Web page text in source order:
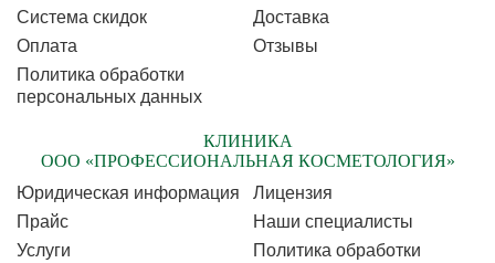
Cистема скидок
Доставка
Оплата
Отзывы
Политика обработки
персональных данных
КЛИНИКА
ООО «ПРОФЕССИОНАЛЬНАЯ КОСМЕТОЛОГИЯ»
Юридическая информация
Лицензия
Прайс
Наши специалисты
Услуги
Политика обработки